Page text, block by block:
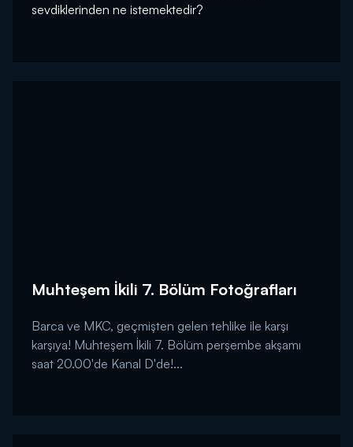
sevdiklerinden ne istemektedir?
Muhteşem İkili 7. Bölüm Fotoğrafları
Barca ve MKC, geçmişten gelen tehlike ile karşı
karşıya! Muhteşem İkili 7. Bölüm perşembe akşamı
saat 20.00'de Kanal D'de!...